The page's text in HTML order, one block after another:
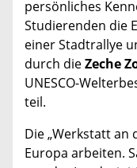
persönliches
Studierenden die
einer Stadtrallye
durch dieZeche
UNESCO-
teil.
Die „Werkstatt an
Europa arbeiten.